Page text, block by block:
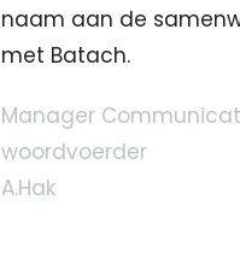
naam aan de
met Batach.
Manager
woordvoerder
A.Hak